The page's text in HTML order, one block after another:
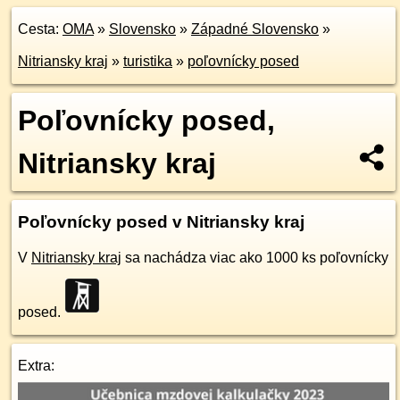
Cesta: OMA» Slovensko » Západné Slovensko »
Nitriansky kraj » turistika » poľovnícky posed
Poľovnícky posed,
Nitriansky kraj
Poľovnícky posed v Nitriansky kraj
V Nitriansky kraj sa nachádza viac ako 1000 ks poľovnícky
posed.
Extra: